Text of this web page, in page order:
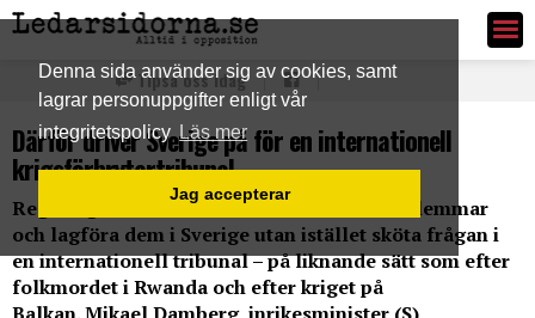
Denna sida använder sig av cookies, samt
lagrar personuppgifter enligt vår
integritetspolicyLäs mer
Jag accepterar
Ledarsidorna.se
Tipsa oss idag
Därför driver Sverige på för en internationell
krigsförbrytartribunal
Regeringen vill inte ta hem svenska IS-medlemmar
och lagföra dem i Sverige utan istället sköta frågan i
en internationell tribunal – på liknande sätt som efter
folkmordet i Rwanda och efter kriget på